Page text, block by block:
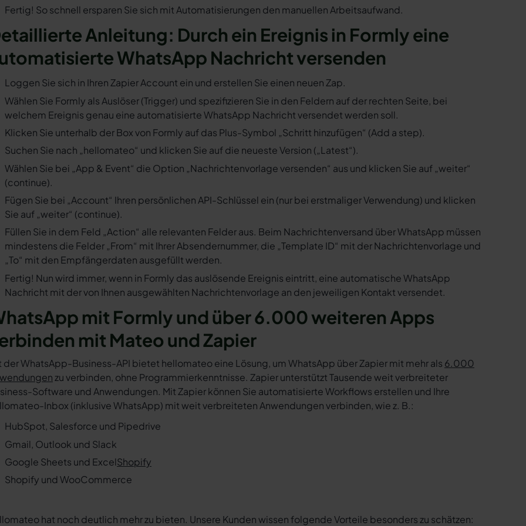
Fertig! So schnell ersparen Sie sich mit Automatisierungen den manuellen Arbeitsaufwand.
Anleitung: Durch ein Ereignis in Formly eine
WhatsApp Nachricht versenden
Loggen Sie sich in Ihren Zapier Account ein und erstellen Sie einen neuen Zap.
Wählen Sie Formly als Auslöser (Trigger) und spezifizieren Sie in den Feldern auf der rechten Seite, bei
welchem Ereignis genau eine automatisierte WhatsApp Nachricht versendet werden soll.
Klicken Sie unterhalb der Box von Formly auf das Plus-Symbol „Schritt hinzufügen“ (Add a step).
Suchen Sie nach „hellomateo“ und klicken Sie auf die neueste Version („Latest“).
Wählen Sie bei „App & Event“ die Option „Nachrichtenvorlage versenden“ aus und klicken Sie auf „weiter“
(continue).
Fügen Sie bei „Account“ Ihren persönlichen API-Schlüssel ein (nur bei erstmaliger Verwendung) und klicken
Sie auf „weiter“ (continue).
Füllen Sie in dem Feld „Action“ alle relevanten Felder aus. Beim Nachrichtenversand über WhatsApp müssen
mindestens die Felder „From“ mit Ihrer Absendernummer, die „Template ID“ mit der Nachrichtenvorlage und
„To“ mit den Empfängerdaten ausgefüllt werden.
Fertig! Nun wird immer, wenn in Formly das auslösende Ereignis eintritt, eine automatische WhatsApp
Nachricht mit der von Ihnen ausgewählten Nachrichtenvorlage an den jeweiligen Kontakt versendet.
mit Formly und über 6.000 weiteren Apps
mit Mateo und Zapier
der WhatsApp-Business-API bietet hellomateo eine Lösung, um WhatsApp über Zapier mit mehr als 6.000
zu verbinden, ohne Programmierkenntnisse. Zapier unterstützt Tausende weit verbreiteter
Software und Anwendungen. Mit Zapier können Sie automatisierte Workflows erstellen und Ihre
Inbox (inklusive WhatsApp) mit weit verbreiteten Anwendungen verbinden, wie z. B.:
HubSpot, Salesforce und Pipedrive
Gmail, Outlook und Slack
Google Sheets und ExcelShopify
Shopify und WooCommerce
hat noch deutlich mehr zu bieten. Unsere Kunden wissen folgende Vorteile besonders zu schätzen: